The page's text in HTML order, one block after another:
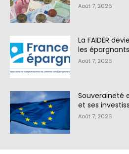
Août 7, 2026
La FAIDER
les épargnants
Août 7, 2026
Souveraineté
et ses
Août 7, 2026